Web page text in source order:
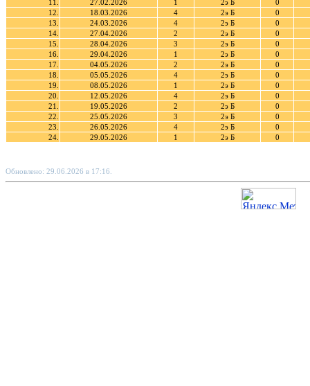
11.
27.02.2026 1 2э Б
0
12.
18.03.2026 4 2э Б
0
13.
24.03.2026 4 2э Б
0
14.
27.04.2026 2 2э Б
0
15.
28.04.2026 3 2э Б
0
16.
29.04.2026 1 2э Б
0
17.
04.05.2026 2 2э Б
0
18.
05.05.2026 4 2э Б
0
19.
08.05.2026 1 2э Б
0
20.
12.05.2026 4 2э Б
0
21.
19.05.2026 2 2э Б
0
22.
25.05.2026 3 2э Б
0
23.
26.05.2026 4 2э Б
0
24.
29.05.2026 1 2э Б 0
Обновлено: 29.06.2026 в 17:16.